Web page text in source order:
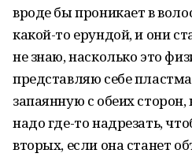
вроде бы проникает в
какой-то ерундой, и они
не знаю, насколько это
представляю себе
запаянную с обеих
надо где-то надрезать,
вторых, если она станет